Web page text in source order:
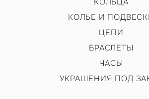
КОЛЬЕ И
ЦЕПИ
БРАСЛЕТЫ
ЧАСЫ
УКРАШЕНИЯ ПОД